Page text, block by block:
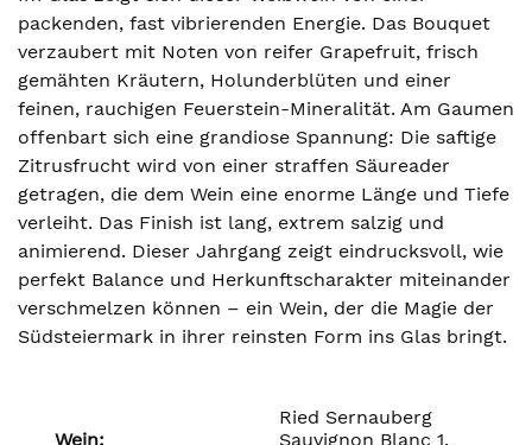
packenden, fast vibrierenden Energie. Das Bouquet
verzaubert mit Noten von reifer Grapefruit, frisch
gemähten Kräutern, Holunderblüten und einer
feinen, rauchigen Feuerstein-Mineralität. Am Gaumen
offenbart sich eine grandiose Spannung: Die saftige
Zitrusfrucht wird von einer straffen Säureader
getragen, die dem Wein eine enorme Länge und Tiefe
verleiht. Das Finish ist lang, extrem salzig und
animierend. Dieser Jahrgang zeigt eindrucksvoll, wie
perfekt Balance und Herkunftscharakter miteinander
verschmelzen können – ein Wein, der die Magie der
Südsteiermark in ihrer reinsten Form ins Glas bringt.
Wein:
Ried Sernauberg
Sauvignon Blanc 1.